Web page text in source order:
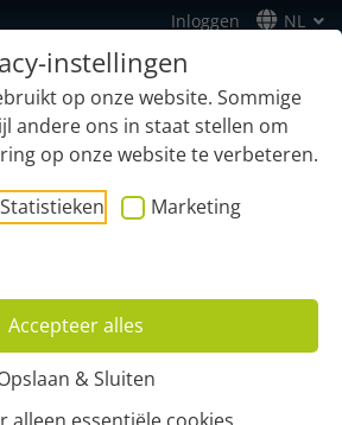
instellingen
op onze website. Sommige
andere ons in staat stellen om
op onze website te verbeteren.
Statistieken Marketing
Accepteer alles
& Sluiten
Inloggen NL